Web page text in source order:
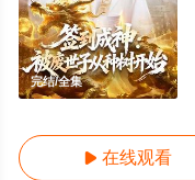
完结/全集
 在线观看